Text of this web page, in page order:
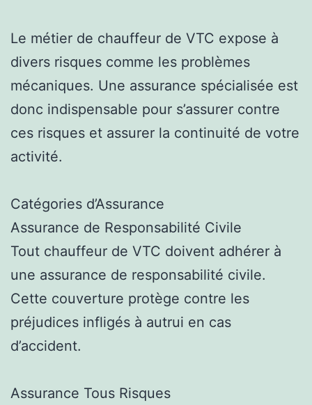
Le métier de chauffeur de VTC expose à
divers risques comme les problèmes
mécaniques. Une assurance spécialisée est
donc indispensable pour s’assurer contre
ces risques et assurer la continuité de votre
activité.
Catégories d’Assurance
Assurance de Responsabilité Civile
Tout chauffeur de VTC doivent adhérer à
une assurance de responsabilité civile.
Cette couverture protège contre les
préjudices infligés à autrui en cas
d’accident.
Assurance Tous Risques